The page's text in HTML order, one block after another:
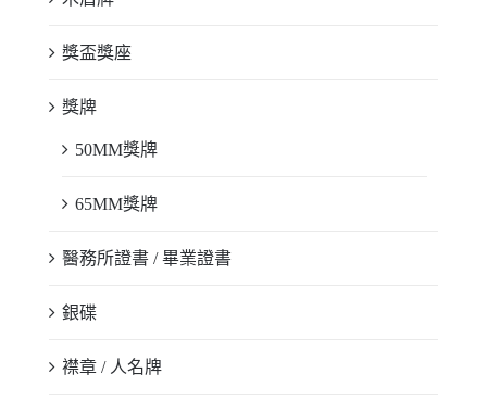
獎盃獎座
獎牌
50MM獎牌
65MM獎牌
醫務所證書 / 畢業證書
銀碟
襟章 / 人名牌